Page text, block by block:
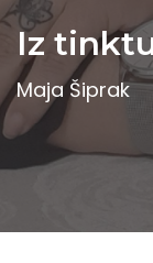
Iz
Maja Šiprak